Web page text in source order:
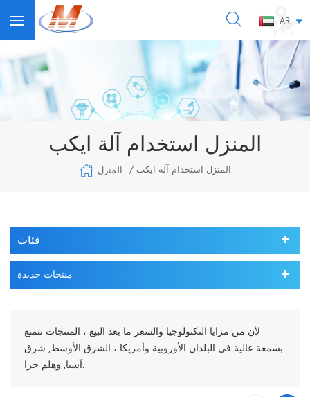
AR
المنزل استخدام آلة ايكب
المنزل / المنزل استخدام آلة ايكب
فئات
منتجات جديدة
لأن من مزايا التكنولوجيا والسعر ما بعد البيع ، المنتجات تتمتع
بسمعة عالية في البلدان الأوروبية وأمريكا ، الشرق الأوسط, شرق
آسيا, وهلم جرا.